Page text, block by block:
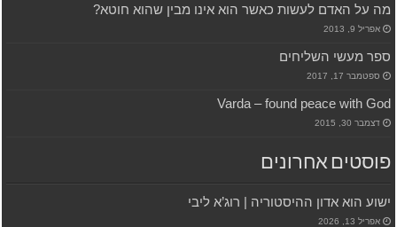
מה על האדם לעשות כאשר הוא אינו מבין שהוא חוטא?
אפריל 9, 2013
ספר מעשי השליחים
ספטמבר 17, 2017
Varda – found peace with God
דצמבר 30, 2015
פוסטים אחרונים
ישוע הוא אדון ההיסטוריה | רוג’א ליבי
אפריל 13, 2026